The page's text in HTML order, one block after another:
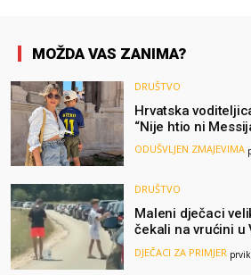
MOŽDA VAS ZANIMA?
DRUŠTVO
Hrvatska
“Nije htio ni
želio samo dres
ODUŠVLJEN ZMAJEVIMA
DRUŠTVO
Maleni dječaci
čekali na vrućini u
granici, Ljubi i
putnicima
DJEČACI ZA PRIMJER